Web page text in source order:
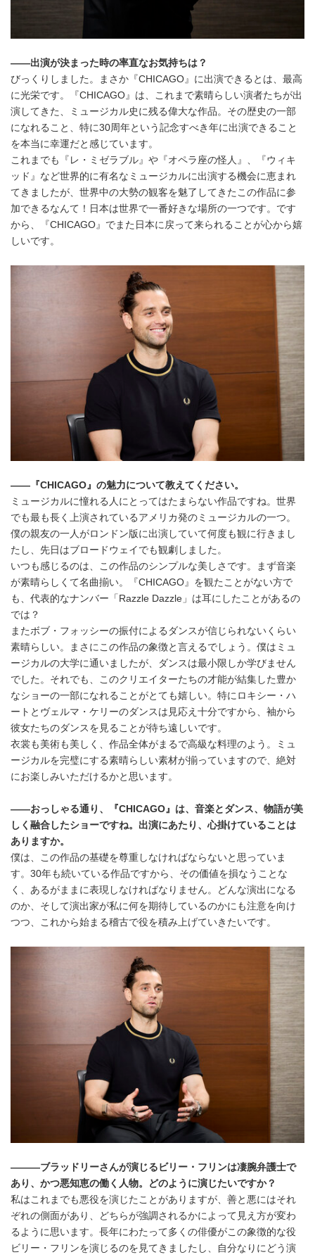
――出演が決まった時の率直なお気持ちは？
びっくりしました。まさか『CHICAGO』に出演できるとは、最高
に光栄です。『CHICAGO』は、これまで素晴らしい演者たちが出
演してきた、ミュージカル史に残る偉大な作品。その歴史の一部
になれること、特に30周年という記念すべき年に出演できること
を本当に幸運だと感じています。
これまでも『レ・ミゼラブル』や『オペラ座の怪人』、『ウィキ
ッド』など世界的に有名なミュージカルに出演する機会に恵まれ
てきましたが、世界中の大勢の観客を魅了してきたこの作品に参
加できるなんて！日本は世界で一番好きな場所の一つです。です
から、『CHICAGO』でまた日本に戻って来られることが心から嬉
しいです。
――『CHICAGO』の魅力について教えてください。
ミュージカルに憧れる人にとってはたまらない作品ですね。世界
でも最も長く上演されているアメリカ発のミュージカルの一つ。
僕の親友の一人がロンドン版に出演していて何度も観に行きまし
たし、先日はブロードウェイでも観劇しました。
いつも感じるのは、この作品のシンプルな美しさです。まず音楽
が素晴らしくて名曲揃い。『CHICAGO』を観たことがない方で
も、代表的なナンバー「Razzle Dazzle」は耳にしたことがあるの
では？
またボブ・フォッシーの振付によるダンスが信じられないくらい
素晴らしい。まさにこの作品の象徴と言えるでしょう。僕はミュ
ージカルの大学に通いましたが、ダンスは最小限しか学びません
でした。それでも、このクリエイターたちの才能が結集した豊か
なショーの一部になれることがとても嬉しい。特にロキシー・ハ
ートとヴェルマ・ケリーのダンスは見応え十分ですから、袖から
彼女たちのダンスを見ることが待ち遠しいです。
衣裳も美術も美しく、作品全体がまるで高級な料理のよう。ミュ
ージカルを完璧にする素晴らしい素材が揃っていますので、絶対
にお楽しみいただけるかと思います。
――おっしゃる通り、『CHICAGO』は、音楽とダンス、物語が美
しく融合したショーですね。出演にあたり、心掛けていることは
ありますか。
僕は、この作品の基礎を尊重しなければならないと思っていま
す。30年も続いている作品ですから、その価値を損なうことな
く、あるがままに表現しなければなりません。どんな演出になる
のか、そして演出家が私に何を期待しているのかにも注意を向け
つつ、これから始まる稽古で役を積み上げていきたいです。
―――ブラッドリーさんが演じるビリー・フリンは凄腕弁護士で
あり、かつ悪知恵の働く人物。どのように演じたいですか？
私はこれまでも悪役を演じたことがありますが、善と悪にはそれ
ぞれの側面があり、どちらが強調されるかによって見え方が変わ
るように思います。長年にわたって多くの俳優がこの象徴的な役
ビリー・フリンを演じるのを見てきましたし、自分なりにどう演